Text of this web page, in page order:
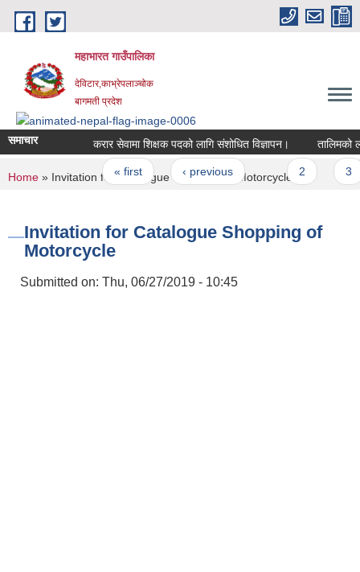
Skip to main content
महाभारत गाउँपालिका
देविटार,काभ्रेपलाञ्चोक
बागमती प्रदेश
समाचार करार सेवामा शिक्षक पदको लागि संशोधित विज्ञापन। तालिमको
Pages
« first ‹ previous …
You are here
Home » Invitation for Catalogue Shopping of Motorcycle
Invitation for Catalogue Shopping of
Motorcycle
Submitted on: Thu, 06/27/2019 - 10:45